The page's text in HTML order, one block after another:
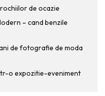
de ocazie
– cand benzile
de fotografie de moda
o expozitie-eveniment